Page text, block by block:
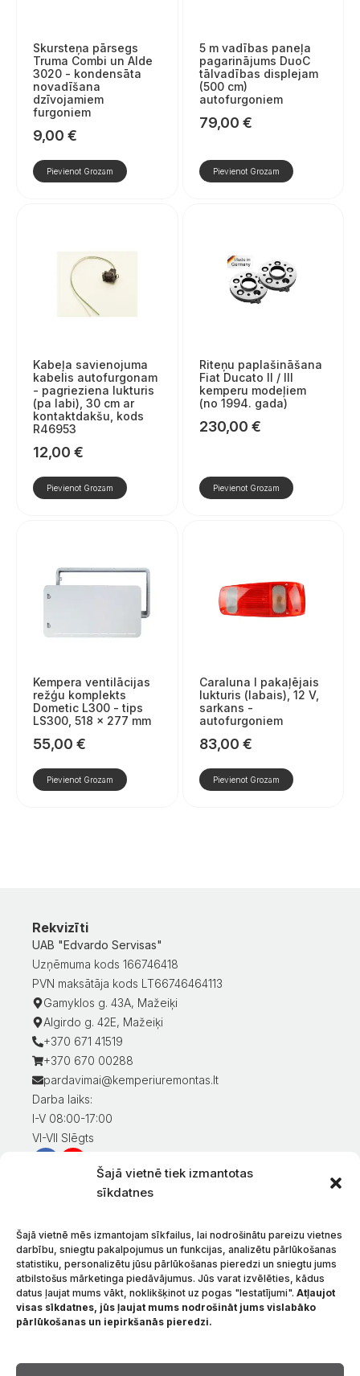
Šajā vietnē tiek izmantotas
sīkdatnes
Šajā vietnē mēs izmantojam sīkfailus, lai nodrošinātu pareizu vietnes
darbību, sniegtu pakalpojumus un funkcijas, analizētu pārlūkošanas
statistiku, personalizētu jūsu pārlūkošanas pieredzi un sniegtu jums
atbilstošus mārketinga piedāvājumus. Jūs varat izvēlēties, kādus
datus ļaujat mums vākt, noklikšķinot uz pogas "Iestatījumi". Atļaujot
visas sīkdatnes, jūs ļaujat mums nodrošināt jums vislabāko
pārlūkošanas un iepirkšanās pieredzi.
Skursteņa pārsegs
Truma Combi un Alde
3020 - kondensāta
novadīšana
dzīvojamiem
furgoniem
9,00 €
Pievienot Grozam
5 m vadības paneļa
pagarinājums DuoC
tālvadības displejam
(500 cm)
autofurgoniem
79,00 €
Pievienot Grozam
Kabeļa savienojuma
kabelis autofurgonam
- pagrieziena lukturis
(pa labi), 30 cm ar
kontaktdakšu, kods
R46953
12,00 €
Pievienot Grozam
Riteņu paplašināšana
Fiat Ducato II / III
kemperu modeļiem
(no 1994. gada)
230,00 €
Pievienot Grozam
Kempera ventilācijas
režģu komplekts
Dometic L300 - tips
LS300, 518 × 277 mm
55,00 €
Pievienot Grozam
Caraluna I pakaļējais
lukturis (labais), 12 V,
sarkans -
autofurgoniem
83,00 €
Pievienot Grozam
Rekvizīti
UAB "Edvardo Servisas"
Uzņēmuma kods 166746418
PVN maksātāja kods LT66746464113
Gamyklos g. 43A, Mažeiķi
Algirdo g. 42E, Mažeiķi
+370 671 41519
+370 670 00288
pardavimai@kemperiuremontas.lt
Darba laiks:
I-V 08:00-17:00
VI-VII Slēgts
Informācija klientiem
Preču piegāde
Preču atgriešana
Nosacījumi un noteikumi
Konfidencialitātes politika
Par mums
Valoda